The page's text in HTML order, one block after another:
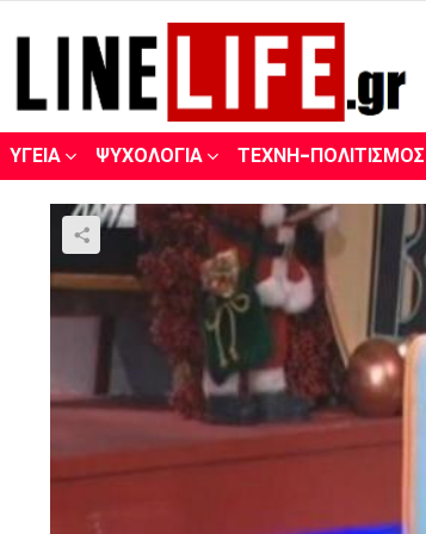
ΥΓΕΊΑ ΨΥΧΟΛΟΓΊΑ ΤΈΧΝΗ-ΠΟΛΙΤΙΣΜΌΣ